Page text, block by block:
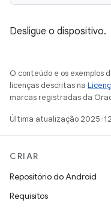
Desligue o dispositivo.
O conteúdo e os exemplos
licenças descritas na
marcas registradas da
Última atualização 2025-
CRIAR
Repositório do Android
Requisitos